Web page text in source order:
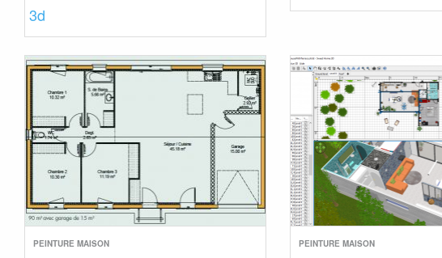
3d
PEINTURE MAISON PEINTURE MAISON